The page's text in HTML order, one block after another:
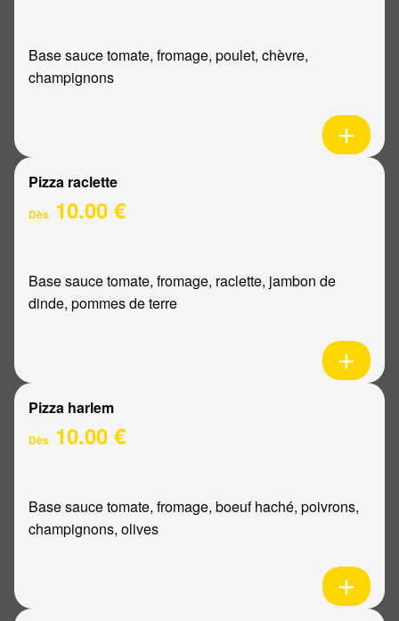
Base sauce tomate, fromage, poulet, chèvre,
champignons
Pizza raclette
Dès 10.00 €
Base sauce tomate, fromage, raclette, jambon de
dinde, pommes de terre
Pizza harlem
Dès 10.00 €
Base sauce tomate, fromage, boeuf haché, poivrons,
champignons, olives